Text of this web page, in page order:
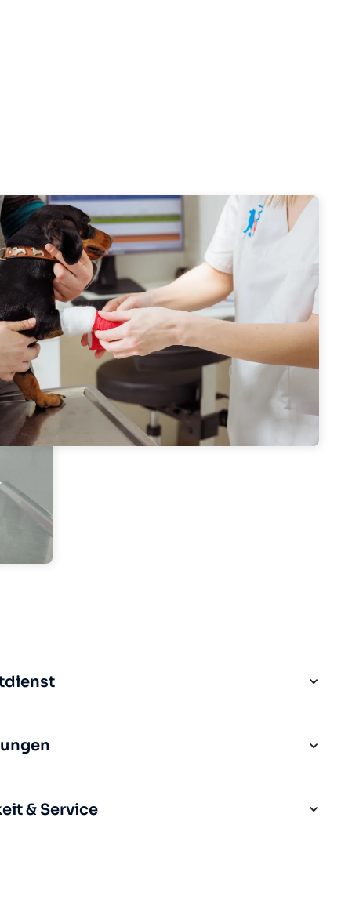
& Service